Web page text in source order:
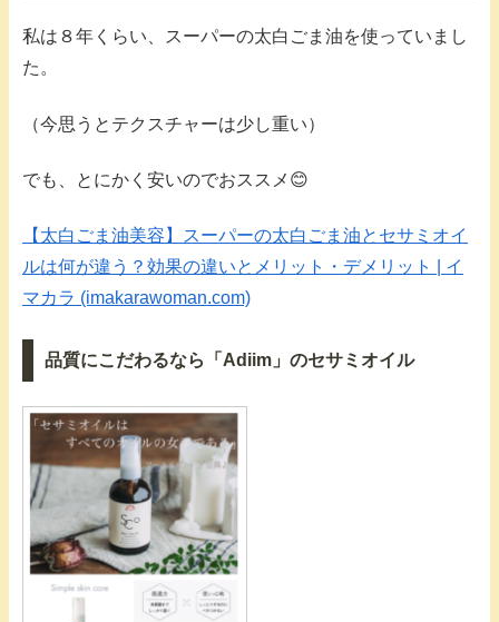
私は８年くらい、スーパーの太白ごま油を使っていまし
た。
（今思うとテクスチャーは少し重い）
でも、とにかく安いのでおススメ😊
【太白ごま油美容】スーパーの太白ごま油とセサミオイ
ルは何が違う？効果の違いとメリット・デメリット | イ
マカラ (imakarawoman.com)
品質にこだわるなら「Adiim」のセサミオイル